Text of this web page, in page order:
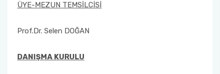
ÜYE-MEZUN TEMSİLCİSİ
Prof.Dr. Selen DOĞAN
DANIŞMA KURULU